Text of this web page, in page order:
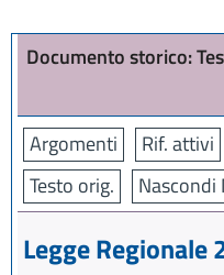
Documento storico:
Argomenti Rif. attivi
Testo orig.
Nascondi
Legge Regionale